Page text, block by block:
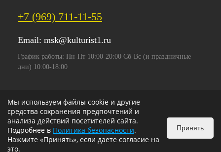
+7 (969) 711-11-55
Email: msk@kulturist1.ru
График работы: Пн-Пт 10:00-20:00 Сб-Вс (и праздничные
дни) 10:00-18:00
Мы используем файлы cookie и другие
средства сохранения предпочтений и
анализа действий посетителей сайта.
Подробнее в Политика безопасности.
Нажмите «Принять», если даете согласие на
это.
Принять